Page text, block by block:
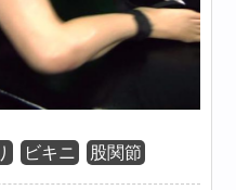
ビキニ 股関節